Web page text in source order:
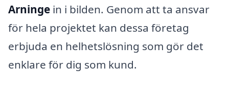
Arninge in i bilden. Genom att ta ansvar
för hela projektet kan dessa företag
erbjuda en helhetslösning som gör det
enklare för dig som kund.